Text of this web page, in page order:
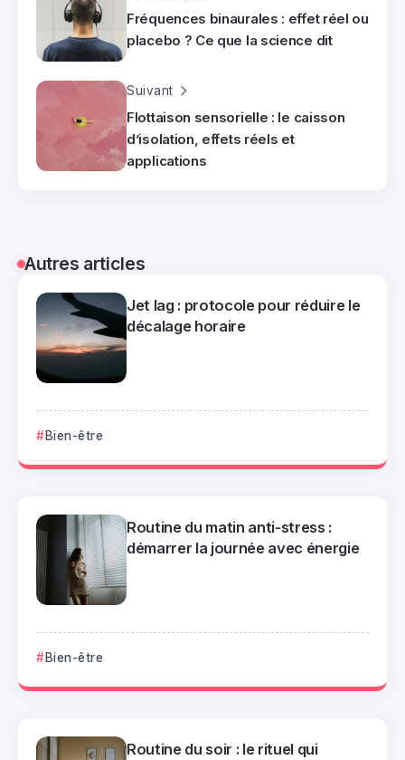
Fréquences binaurales : effet réel ou
placebo ? Ce que la science dit
Suivant
Flottaison sensorielle : le caisson
d’isolation, effets réels et
applications
Autres articles
Jet lag : protocole pour réduire le
décalage horaire
Bien-être
Routine du matin anti-stress :
démarrer la journée avec énergie
Bien-être
Routine du soir : le rituel qui